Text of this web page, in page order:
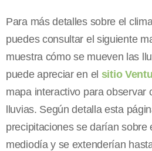
Para más detalles sobre el
puedes consultar el siguiente
muestra cómo se mueven las
puede apreciar en el sitio
mapa interactivo para observar
lluvias. Según detalla esta
precipitaciones se darían sobre
mediodía y se extenderían